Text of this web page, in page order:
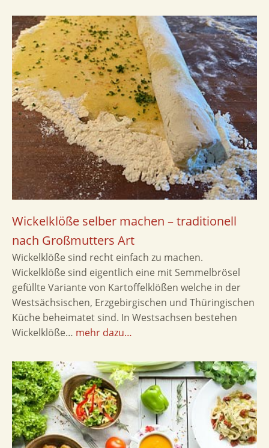
Wickelklöße selber machen – traditionell
nach Großmutters Art
Wickelklöße sind recht einfach zu machen.
Wickelklöße sind eigentlich eine mit Semmelbrösel
gefüllte Variante von Kartoffelklößen welche in der
Westsächsischen, Erzgebirgischen und Thüringischen
Küche beheimatet sind. In Westsachsen bestehen
Wickelklöße… mehr dazu…